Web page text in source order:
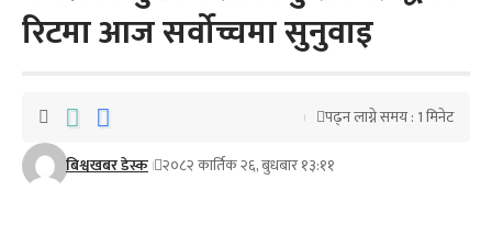
रिटमा आज सर्वोच्चमा सुनुवाइ
बिश्वखबर डेस्क २०८२ कार्तिक २६, बुधबार १३:११
पढ्न लाग्ने समय : 1 मिनेट